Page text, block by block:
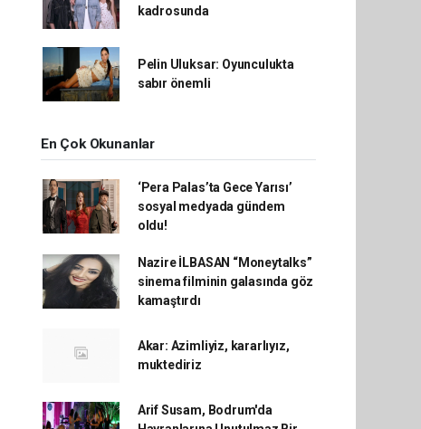
kadrosunda
Pelin Uluksar: Oyunculukta
sabır önemli
En Çok Okunanlar
‘Pera Palas’ta Gece Yarısı’
sosyal medyada gündem
oldu!
Nazire İLBASAN “Moneytalks”
sinema filminin galasında göz
kamaştırdı
Akar: Azimliyiz, kararlıyız,
muktediriz
Arif Susam, Bodrum'da